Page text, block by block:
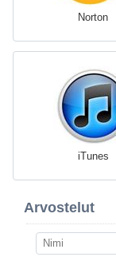
Norton
iTunes
Arvostelut